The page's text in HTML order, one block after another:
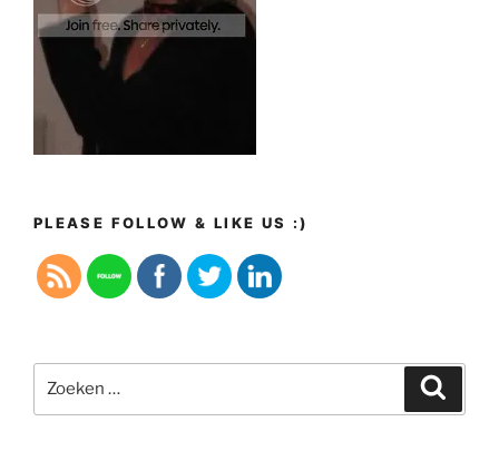
PLEASE FOLLOW & LIKE US :)
naar: